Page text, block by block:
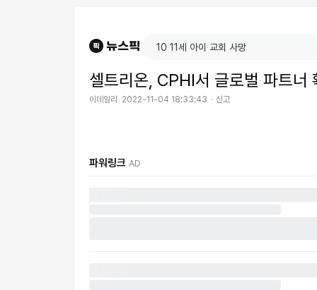
셀트리온, CPHI서 글로벌 파트너
이데일리 2022-11-04 18:33:43 신고
파워링크 AD